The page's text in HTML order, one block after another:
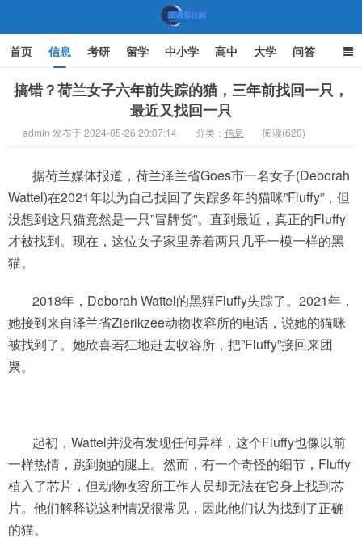
机遇教育网
首页 信息 考研 留学 中小学 高中 大学 问答
文化 家庭教育
搞错？荷兰女子六年前失踪的猫，三年前找回一只，
最近又找回一只
admin 发布于 2024-05-26 20:07:14 分类： 信息 阅读(620)
据荷兰媒体报道，荷兰泽兰省Goes市一名女子(Deborah
Wattel)在2021年以为自己找回了失踪多年的猫咪”Fluffy”，但
没想到这只猫竟然是一只”冒牌货”。直到最近，真正的Fluffy
才被找到。现在，这位女子家里养着两只几乎一模一样的黑
猫。
2018年，Deborah Wattel的黑猫Fluffy失踪了。2021年，
她接到来自泽兰省Zierikzee动物收容所的电话，说她的猫咪
被找到了。她欣喜若狂地赶去收容所，把”Fluffy”接回来团
聚。
起初，Wattel并没有发现任何异样，这个Fluffy也像以前
一样热情，跳到她的腿上。然而，有一个奇怪的细节，Fluffy
植入了芯片，但动物收容所工作人员却无法在它身上找到芯
片。他们解释说这种情况很常见，因此他们认为找到了正确
的猫。